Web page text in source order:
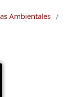
Ambientales /